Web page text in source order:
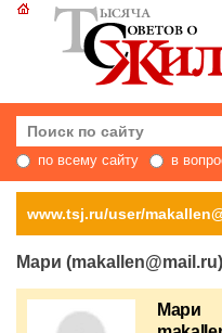
по всему сайту в
www.tsj.ru/user/
Мари (makallen@mail.ru)
Мари